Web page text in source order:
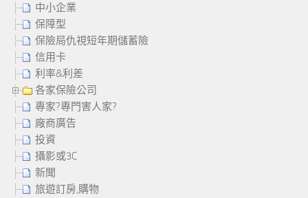
中小企業
保障型
保險局仇視短年期儲蓄險
信用卡
利率&利差
各家保險公司
專家?專門害人家?
廠商廣告
投資
攝影或3C
新聞
旅遊訂房,購物